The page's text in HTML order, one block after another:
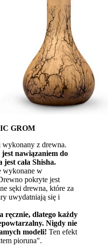
GROM
wykonany z drewna.
nawiązaniem do
cała Shisha.
wykonane w
pokryte jest
sęki drewna, które za
uwydatniają się i
ręcznie, dlatego każdy
Nigdy nie
modeli! Ten efekt
pioruna".